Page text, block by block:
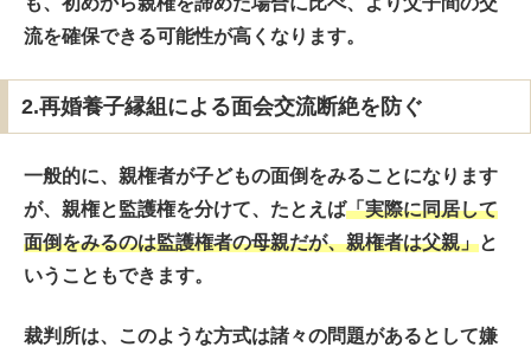
流を確保できる可能性が高くなります。
2.再婚養子縁組による面会交流断絶を防ぐ
一般的に、親権者が子どもの面倒をみることになります
が、親権と監護権を分けて、たとえば「実際に同居して
面倒をみるのは監護権者の母親だが、親権者は父親」と
いうこともできます。
裁判所は、このような方式は諸々の問題があるとして嫌